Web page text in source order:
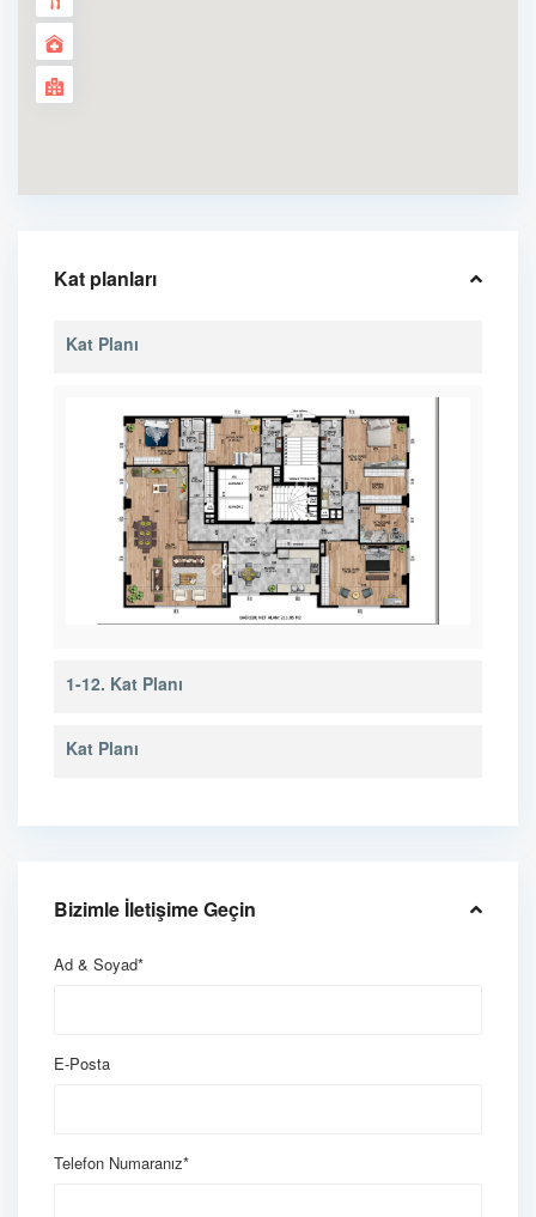
Kat planları
Kat Planı
1-12. Kat Planı
Kat Planı
Bizimle İletişime Geçin
Ad & Soyad*
E-Posta
Telefon Numaranız*